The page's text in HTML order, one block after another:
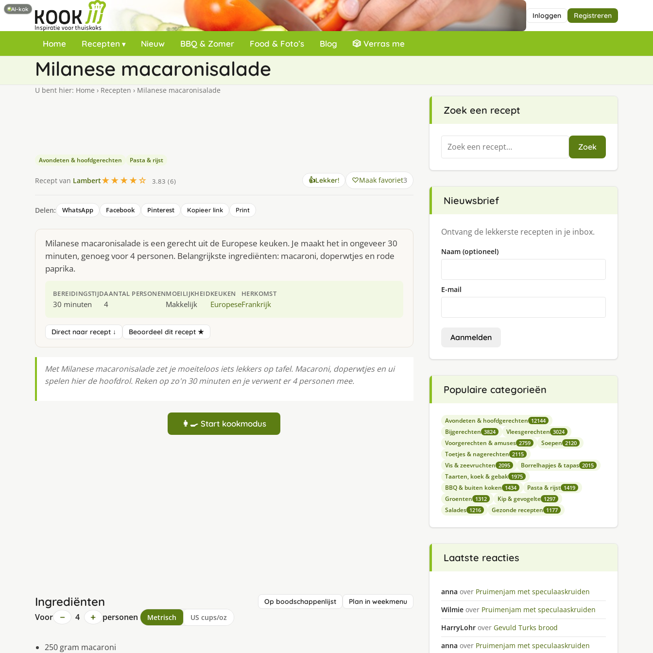
Inloggen Registreren
Home Recepten Nieuw BBQ & Zomer Food & Foto’s Blog 🎲 Verras me
Milanese macaronisalade
U bent hier: Home › Recepten › Milanese macaronisalade
Avondeten & hoofdgerechten Pasta & rijst
Recept van Lambert★★★★☆ 3.83 (6) 👍Lekker! Maak favoriet3
Delen: WhatsApp Facebook Pinterest Kopieer link Print
Milanese macaronisalade is een gerecht uit de Europese keuken. Je maakt het in ongeveer 30
minuten, genoeg voor 4 personen. Belangrijkste ingrediënten: macaroni, doperwtjes en rode
paprika.
BEREIDINGSTIJD
30 minuten
AANTAL PERSONEN
4
MOEILIJKHEID
Makkelijk
KEUKEN
Europese
HERKOMST
Frankrijk
Direct naar recept ↓ Beoordeel dit recept ★
Met Milanese macaronisalade zet je moeiteloos iets lekkers op tafel. Macaroni, doperwtjes en ui
spelen hier de hoofdrol. Reken op zo'n 30 minuten en je verwent er 4 personen mee.
👩‍🍳 Start kookmodus
Ingrediënten Op boodschappenlijst Plan in weekmenu
Voor − 4 + personen Metrisch US cups/oz
250 gram macaroni
Zoek een recept
Zoeken
naar:
Zoek
Nieuwsbrief
Ontvang de lekkerste recepten in je inbox.
Naam (optioneel)
E-mail
Aanmelden
Populaire categorieën
Avondeten & hoofdgerechten 12144
Bijgerechten 3824 Vleesgerechten 3024
Voorgerechten & amuses 2759 Soepen 2120
Toetjes & nagerechten 2115
Vis & zeevruchten 2095 Borrelhapjes & tapas 2015
Taarten, koek & gebak 1975
BBQ & buiten koken 1434 Pasta & rijst 1419
Groenten 1312 Kip & gevogelte 1297
Salades 1216 Gezonde recepten 1177
Laatste reacties
anna over Pruimenjam met speculaaskruiden
Wilmie over Pruimenjam met speculaaskruiden
HarryLohr over Gevuld Turks brood
anna over Pruimenjam met speculaaskruiden
AI-kok